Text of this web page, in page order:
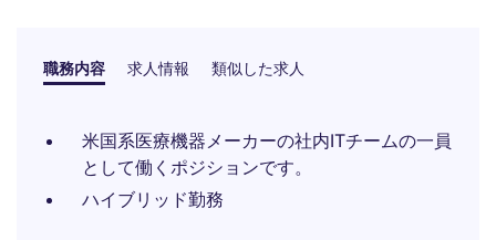
職務内容 求人情報 類似した求人
米国系医療機器メーカーの社内ITチームの一員
として働くポジションです。
ハイブリッド勤務